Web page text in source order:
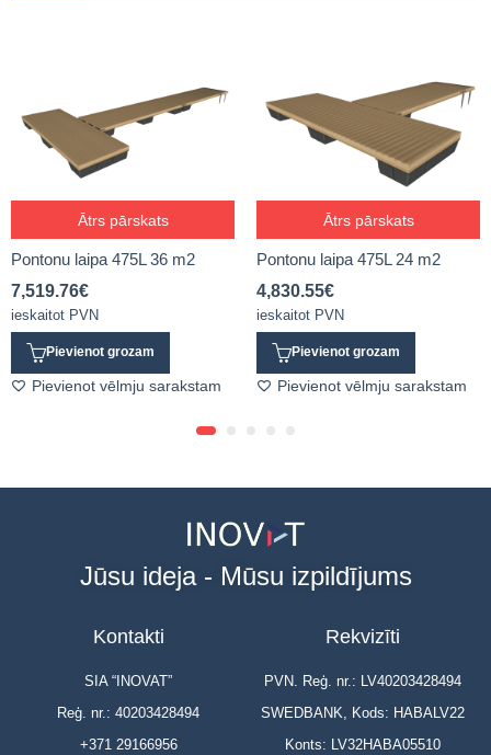
Ātrs pārskats
Pontonu laipa 475L 36 m2
7,519.76€
ieskaitot PVN
Pievienot grozam
Pievienot vēlmju sarakstam
Ātrs pārskats
Pontonu laipa 475L 24 m2
4,830.55€
ieskaitot PVN
Pievienot grozam
Pievienot vēlmju sarakstam
Jūsu ideja - Mūsu izpildījums
Kontakti
SIA “INOVAT”
Reģ. nr.: 40203428494
+371 29166956
Rekvizīti
PVN. Reģ. nr.: LV40203428494
SWEDBANK, Kods: HABALV22
Konts: LV32HABA05510